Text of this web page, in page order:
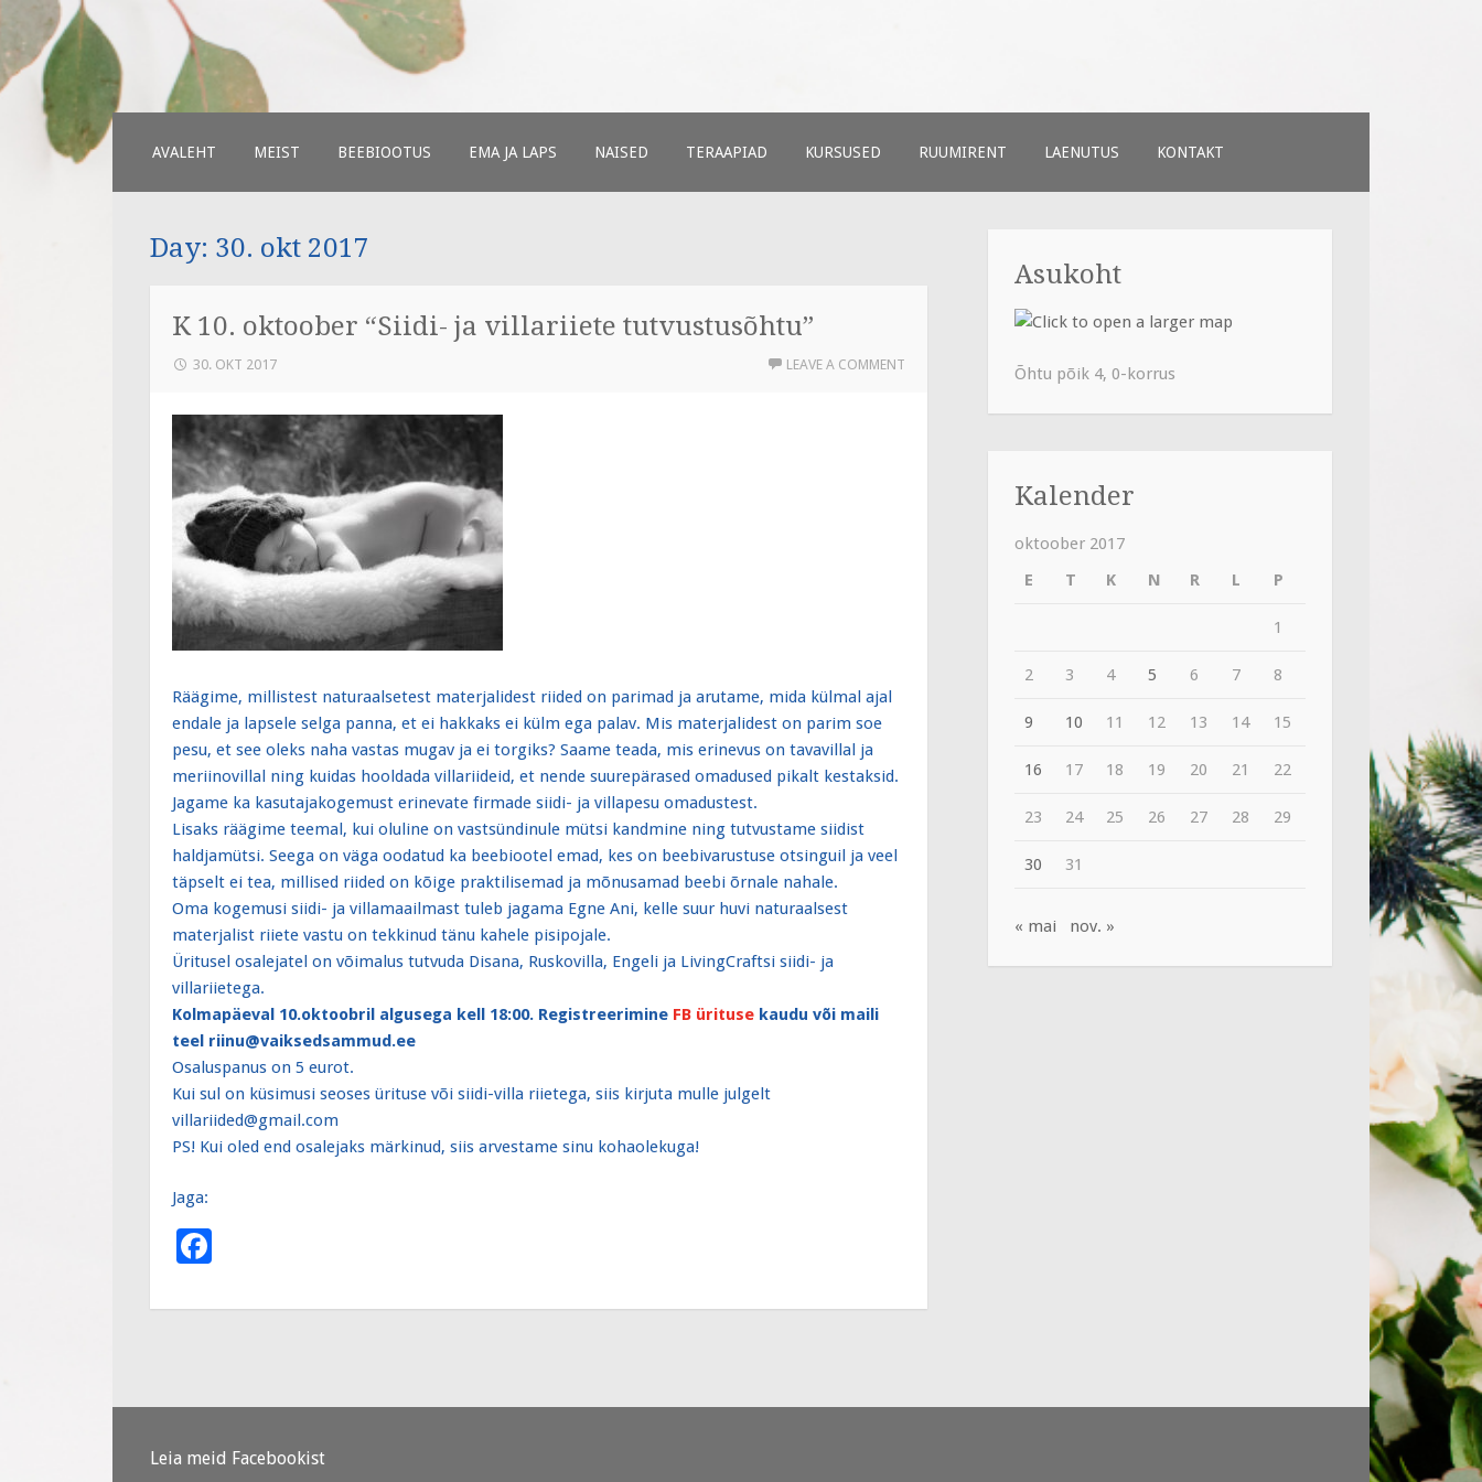
Väiksed Sammud
sünnitoetusega seotud veebileht
CONTENT
AVALEHT MEIST BEEBIOOTUS EMA JA LAPS NAISED TERAAPIAD KURSUSED RUUMIRENT LAENUTUS KONTAKT
Day: 30. okt 2017
K 10. oktoober “Siidi- ja villariiete tutvustusõhtu”
30. OKT 2017 LEAVE A COMMENT
Räägime, millistest naturaalsetest materjalidest riided on parimad ja arutame, mida külmal ajal
endale ja lapsele selga panna, et ei hakkaks ei külm ega palav. Mis materjalidest on parim soe
pesu, et see oleks naha vastas mugav ja ei torgiks? Saame teada, mis erinevus on tavavillal ja
meriinovillal ning kuidas hooldada villariideid, et nende suurepärased omadused pikalt kestaksid.
Jagame ka kasutajakogemust erinevate firmade siidi- ja villapesu omadustest.
Lisaks räägime teemal, kui oluline on vastsündinule mütsi kandmine ning tutvustame siidist
haldjamütsi. Seega on väga oodatud ka beebiootel emad, kes on beebivarustuse otsinguil ja veel
täpselt ei tea, millised riided on kõige praktilisemad ja mõnusamad beebi õrnale nahale.
Oma kogemusi siidi- ja villamaailmast tuleb jagama Egne Ani, kelle suur huvi naturaalsest
materjalist riiete vastu on tekkinud tänu kahele pisipojale.
Üritusel osalejatel on võimalus tutvuda Disana, Ruskovilla, Engeli ja LivingCraftsi siidi- ja
villariietega.
Kolmapäeval 10.oktoobril algusega kell 18:00. Registreerimine FB ürituse kaudu või maili
teel riinu@vaiksedsammud.ee
Osaluspanus on 5 eurot.
Kui sul on küsimusi seoses ürituse või siidi-villa riietega, siis kirjuta mulle julgelt
villariided@gmail.com
PS! Kui oled end osalejaks märkinud, siis arvestame sinu kohaolekuga!
Jaga:
e
k
Asukoht
Õhtu põik 4, 0-korrus
Kalender
oktoober 2017
E
T K N R L P
1
2 3 4 5 6 7 8
9 10 11 12 13 14 15
16 17 18 19 20 21 22
23 24 25 26 27 28 29
30 31
« mai nov. »
Leia meid Facebookist